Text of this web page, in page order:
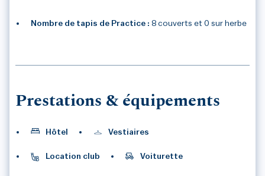
Nombre de tapis de Practice : 8 couverts et 0 sur herbe
Prestations & équipements
Hôtel Vestiaires
Location club Voiturette